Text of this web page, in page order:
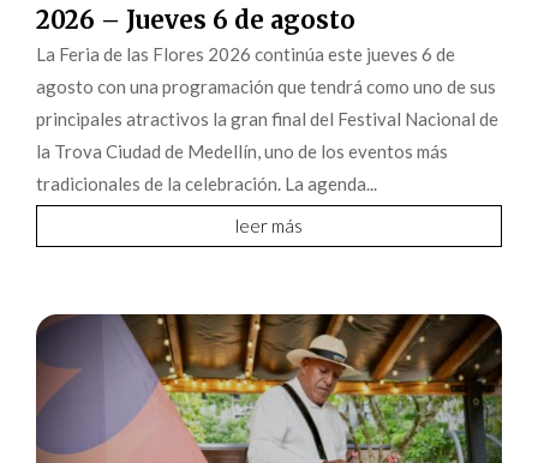
2026 – Jueves 6 de agosto
La Feria de las Flores 2026 continúa este jueves 6 de
agosto con una programación que tendrá como uno de sus
principales atractivos la gran final del Festival Nacional de
la Trova Ciudad de Medellín, uno de los eventos más
tradicionales de la celebración. La agenda...
leer más